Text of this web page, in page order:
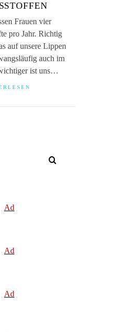
Frauen vier
pro Jahr. Richtig
auf unsere Lippen
auch im
ist uns…